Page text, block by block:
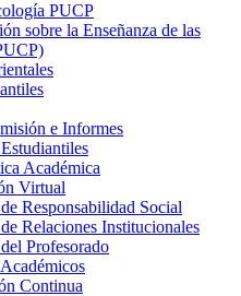
PUCP
sobre la Enseñanza de las
e Informes
Académica
Virtual
Responsabilidad Social
Relaciones Institucionales
Profesorado
Continua